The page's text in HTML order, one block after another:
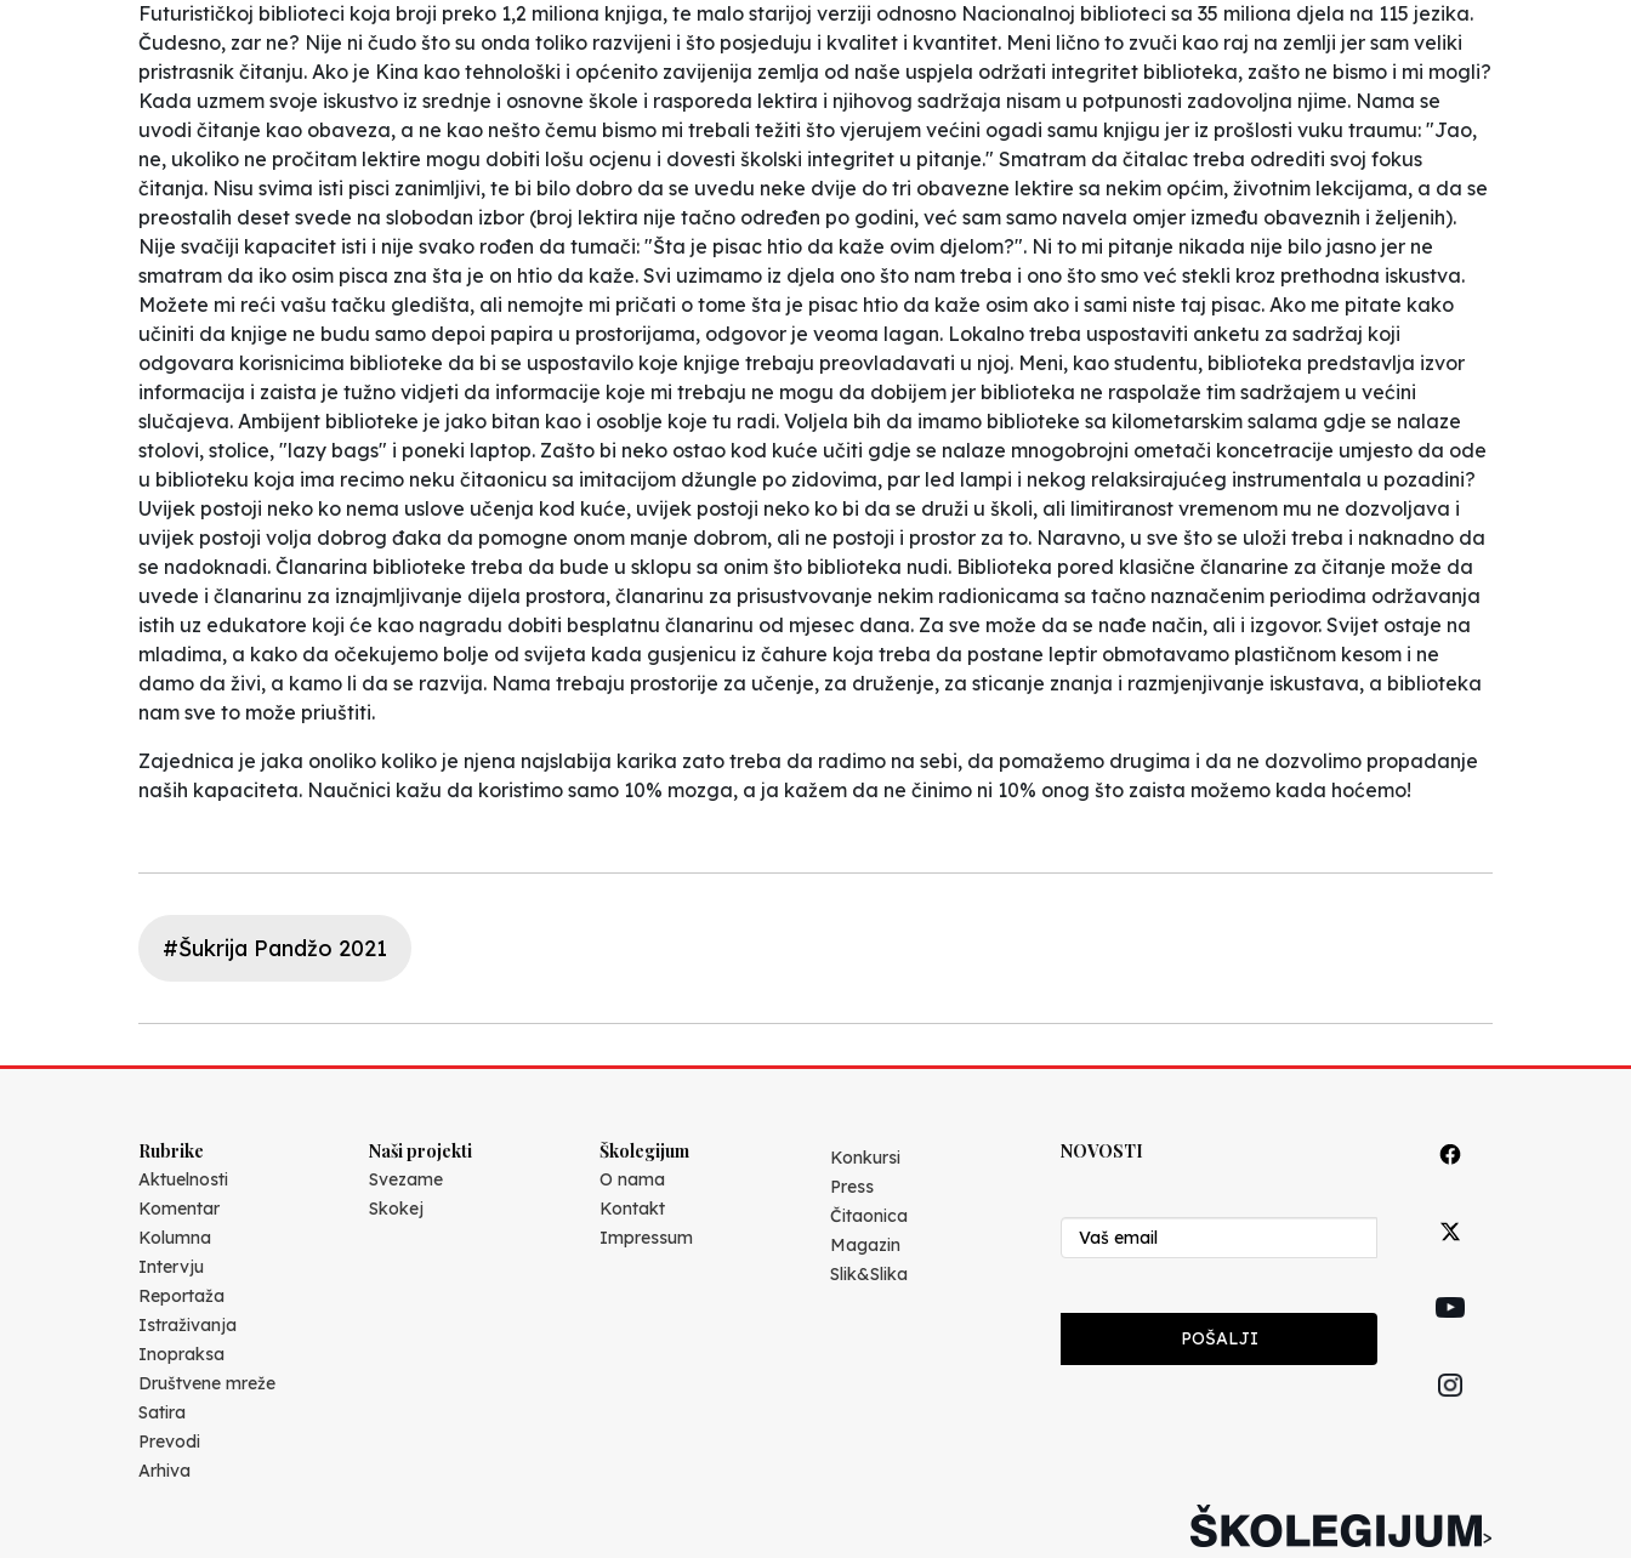
Futurističkoj biblioteci koja broji preko 1,2 miliona knjiga, te malo starijoj verziji odnosno Nacionalnoj biblioteci sa 35 miliona djela na 115 jezika.
Čudesno, zar ne? Nije ni čudo što su onda toliko razvijeni i što posjeduju i kvalitet i kvantitet. Meni lično to zvuči kao raj na zemlji jer sam veliki
pristrasnik čitanju. Ako je Kina kao tehnološki i općenito zavijenija zemlja od naše uspjela održati integritet biblioteka, zašto ne bismo i mi mogli?
Kada uzmem svoje iskustvo iz srednje i osnovne škole i rasporeda lektira i njihovog sadržaja nisam u potpunosti zadovoljna njime. Nama se
uvodi čitanje kao obaveza, a ne kao nešto čemu bismo mi trebali težiti što vjerujem većini ogadi samu knjigu jer iz prošlosti vuku traumu: "Jao,
ne, ukoliko ne pročitam lektire mogu dobiti lošu ocjenu i dovesti školski integritet u pitanje." Smatram da čitalac treba odrediti svoj fokus
čitanja. Nisu svima isti pisci zanimljivi, te bi bilo dobro da se uvedu neke dvije do tri obavezne lektire sa nekim općim, životnim lekcijama, a da se
preostalih deset svede na slobodan izbor (broj lektira nije tačno određen po godini, već sam samo navela omjer između obaveznih i željenih).
Nije svačiji kapacitet isti i nije svako rođen da tumači: "Šta je pisac htio da kaže ovim djelom?". Ni to mi pitanje nikada nije bilo jasno jer ne
smatram da iko osim pisca zna šta je on htio da kaže. Svi uzimamo iz djela ono što nam treba i ono što smo već stekli kroz prethodna iskustva.
Možete mi reći vašu tačku gledišta, ali nemojte mi pričati o tome šta je pisac htio da kaže osim ako i sami niste taj pisac. Ako me pitate kako
učiniti da knjige ne budu samo depoi papira u prostorijama, odgovor je veoma lagan. Lokalno treba uspostaviti anketu za sadržaj koji
odgovara korisnicima biblioteke da bi se uspostavilo koje knjige trebaju preovladavati u njoj. Meni, kao studentu, biblioteka predstavlja izvor
informacija i zaista je tužno vidjeti da informacije koje mi trebaju ne mogu da dobijem jer biblioteka ne raspolaže tim sadržajem u većini
slučajeva. Ambijent biblioteke je jako bitan kao i osoblje koje tu radi. Voljela bih da imamo biblioteke sa kilometarskim salama gdje se nalaze
stolovi, stolice, "lazy bags" i poneki laptop. Zašto bi neko ostao kod kuće učiti gdje se nalaze mnogobrojni ometači koncetracije umjesto da ode
u biblioteku koja ima recimo neku čitaonicu sa imitacijom džungle po zidovima, par led lampi i nekog relaksirajućeg instrumentala u pozadini?
Uvijek postoji neko ko nema uslove učenja kod kuće, uvijek postoji neko ko bi da se druži u školi, ali limitiranost vremenom mu ne dozvoljava i
uvijek postoji volja dobrog đaka da pomogne onom manje dobrom, ali ne postoji i prostor za to. Naravno, u sve što se uloži treba i naknadno da
se nadoknadi. Članarina biblioteke treba da bude u sklopu sa onim što biblioteka nudi. Biblioteka pored klasične članarine za čitanje može da
uvede i članarinu za iznajmljivanje dijela prostora, članarinu za prisustvovanje nekim radionicama sa tačno naznačenim periodima održavanja
istih uz edukatore koji će kao nagradu dobiti besplatnu članarinu od mjesec dana. Za sve može da se nađe način, ali i izgovor. Svijet ostaje na
mladima, a kako da očekujemo bolje od svijeta kada gusjenicu iz čahure koja treba da postane leptir obmotavamo plastičnom kesom i ne
damo da živi, a kamo li da se razvija. Nama trebaju prostorije za učenje, za druženje, za sticanje znanja i razmjenjivanje iskustava, a biblioteka
nam sve to može priuštiti.
Zajednica je jaka onoliko koliko je njena najslabija karika zato treba da radimo na sebi, da pomažemo drugima i da ne dozvolimo propadanje
naših kapaciteta. Naučnici kažu da koristimo samo 10% mozga, a ja kažem da ne činimo ni 10% onog što zaista možemo kada hoćemo!
#Šukrija Pandžo 2021
Rubrike
Aktuelnosti
Komentar
Kolumna
Intervju
Reportaža
Istraživanja
Inopraksa
Društvene mreže
Satira
Prevodi
Arhiva
Naši projekti
Svezame
Skokej
Školegijum
O nama
Kontakt
Impressum
Konkursi
Press
Čitaonica
Magazin
Slik&Slika
NOVOSTI
POŠALJI
>